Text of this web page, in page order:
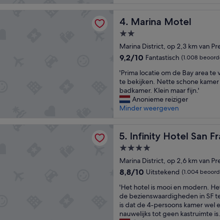
a
n
g
T
h
e
y
h
p
e
d
u
s
i
t
h
e
t
u
l
c
h
a
r
m
g
n
d
w
l
c
o
m
n
d
c
h
a
m
i
n
g
b
a
d
b
r
a
k
f
a
4. Marina Motel
Marina Motel
2.0-
sterrenaccommodatie
Marina District, op 2,3 km van
9.2
10,
Fantastisch,
(1.008
beoordelingen)
9,2/10 Fantastisch (1.008
'
P
r
i
m
o
a
t
i
o
m
d
e
'Prima locatie om de Bay area
te bekijken. Nette schone
badkamer. Klein maar fijn.'
Anonieme reiziger
Minder weergeven
5. Infinity Hotel San
Infinity Hotel San
4.0-
sterrenaccommodatie
Marina District, op 2,6 km van
8.8
10,
Uitstekend,
(1.004
beoordelingen)
8,8/10 Uitstekend (1.004
'
H
e
t
'Het hotel is mooi en modern.
de bezienswaardigheden in SF
is dat de 4-persoons kamer wel
nauwelijks tot geen kastruimte